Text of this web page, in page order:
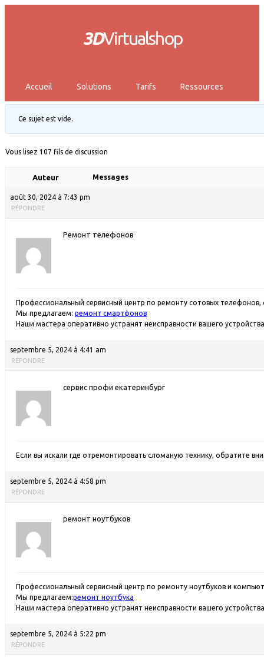
3DVirtualshop
Accueil Solutions Tarifs Ressources
Ce sujet est vide.
Vous lisez 107 fils de discussion
Auteur Messages
août 30, 2024 à 7:43 pm
RÉPONDRE
Ремонт телефонов
Профессиональный сервисный центр по ремонту сотовых
Мы предлагаем: ремонт смартфонов
Наши мастера оперативно устранят неисправности вашего
septembre 5, 2024 à 4:41 am
RÉPONDRE
сервис профи екатеринбург
Если вы искали где отремонтировать сломаную технику, обратите
septembre 5, 2024 à 4:58 pm
RÉPONDRE
ремонт ноутбуков
Профессиональный сервисный центр по ремонту ноутбуков и
Мы предлагаем:ремонт ноутбука
Наши мастера оперативно устранят неисправности вашего
septembre 5, 2024 à 5:22 pm
RÉPONDRE